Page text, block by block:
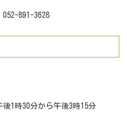
891-3628
1時30分から午後3時15分